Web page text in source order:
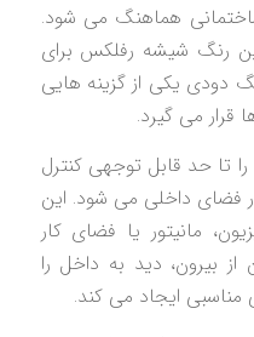
هماهنگ می شود.
رنگ شیشه رفلکس برای
دودی یکی از گزینه هایی
قرار می گیرد.
تا حد قابل توجهی کنترل
داخلی می شود. این
مانیتور یا فضای کار
بیرون، دید به داخل را
ایجاد می کند.